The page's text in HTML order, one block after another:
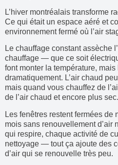
L’hiver montréalais transforme
Ce qui était un espace aéré et
environnement fermé où l’air
Le chauffage constant assèche
chauffage — que ce soit
font monter la température,
dramatiquement. L’air chaud
mais quand vous chauffez de
de l’air chaud et encore plus sec.
Les fenêtres restent fermées de
mois sans renouvellement d’air
qui respire, chaque activité de
nettoyage — tout ça ajoute des
d’air qui se renouvelle très peu.